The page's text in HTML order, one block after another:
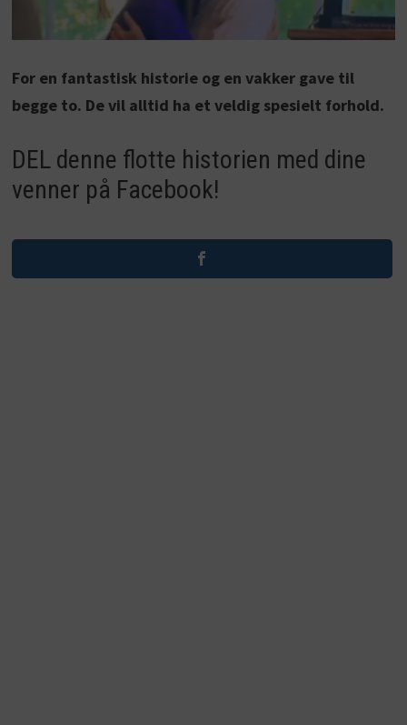
For en fantastisk historie og en vakker gave til
begge to. De vil alltid ha et veldig spesielt forhold.
DEL denne flotte historien med dine
venner på Facebook!